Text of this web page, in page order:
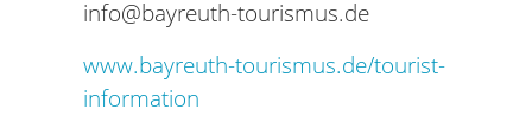
info@bayreuth-tourismus.de
www.bayreuth-tourismus.de/tourist-
information